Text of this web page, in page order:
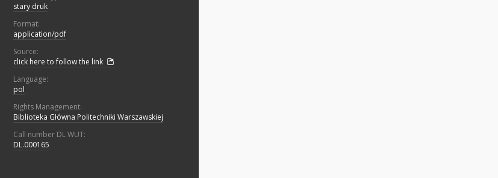
stary druk
Format:
application/pdf
Source:
click here to follow the link
Language:
pol
Rights Management:
Biblioteka Główna Politechniki Warszawskiej
Call number DL WUT:
DL.000165